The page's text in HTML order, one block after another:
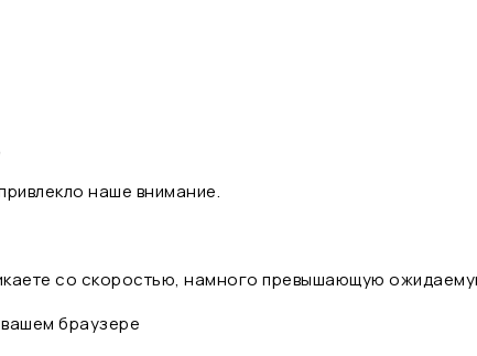
наше внимание.
со скоростью, намного превышающую
браузере